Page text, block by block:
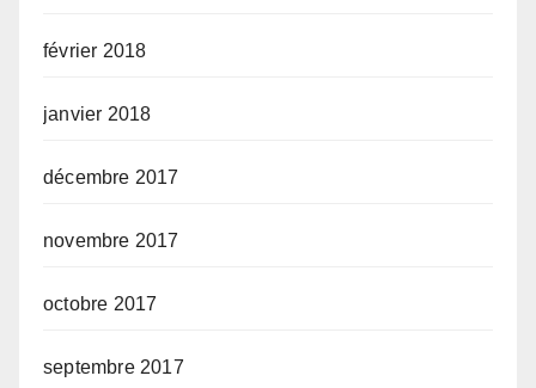
février 2018
janvier 2018
décembre 2017
novembre 2017
octobre 2017
septembre 2017